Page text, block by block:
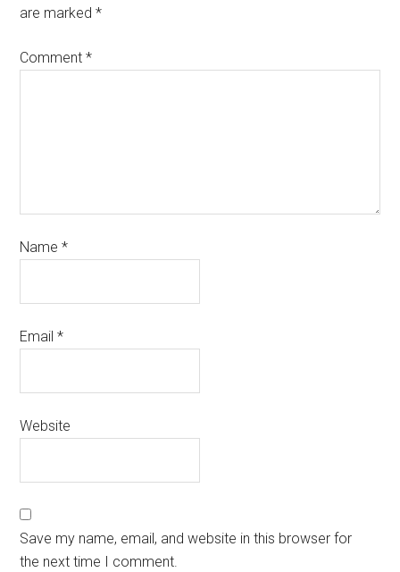
are marked*
Comment*
Name*
Email*
Website
Save my name, email, and website in this browser for
the next time I comment.